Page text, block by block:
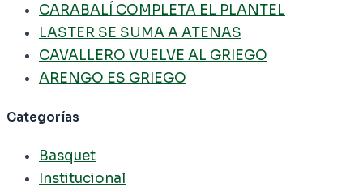
CARABALÍ COMPLETA EL PLANTEL
LASTER SE SUMA A ATENAS
CAVALLERO VUELVE AL GRIEGO
ARENGO ES GRIEGO
Categorías
Basquet
Institucional